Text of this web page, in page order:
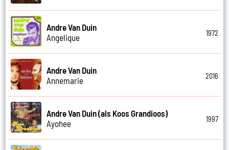
Andre Van Duin
Angelique
1972
Andre Van Duin
Annemarie
2016
Andre Van Duin (als Koos Grandioos)
Ayohee
1997